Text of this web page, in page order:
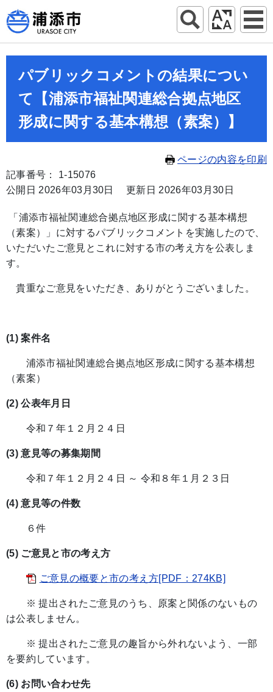
パブリックコメントの結果につい
て【浦添市福祉関連総合拠点地区
形成に関する基本構想（素案）】
ページの内容を印刷
記事番号： 1-15076
公開日 2026年03月30日
更新日 2026年03月30日
「浦添市福祉関連総合拠点地区形成に関する基本構想
（素案）」に対するパブリックコメントを実施したので、
いただいたご意見とこれに対する市の考え方を公表しま
す。
貴重なご意見をいただき、ありがとうございました。
(1) 案件名
浦添市福祉関連総合拠点地区形成に関する基本構想
（素案）
(2) 公表年月日
令和７年１２月２４日
(3) 意見等の募集期間
令和７年１２月２４日 ～ 令和８年１月２３日
(4) 意見等の件数
６件
(5) ご意見と市の考え方
ご意見の概要と市の考え方[PDF：274KB]
※ 提出されたご意見のうち、原案と関係のないもの
は公表しません。
※ 提出されたご意見の趣旨から外れないよう、一部
を要約しています。
(6) お問い合わせ先